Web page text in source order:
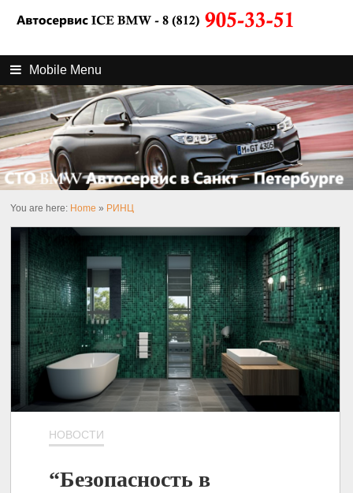
Mobile Menu
You are here: Home » РИНЦ
НОВОСТИ
“Безопасность в